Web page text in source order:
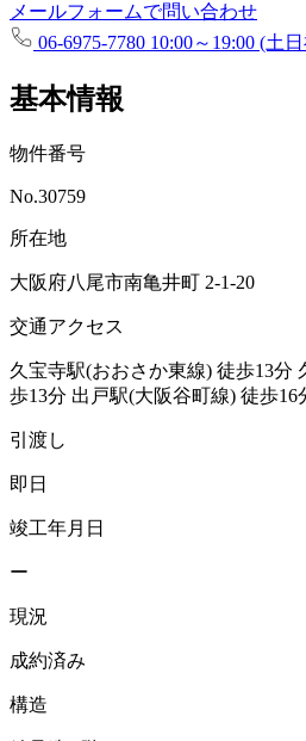
メールフォームで問い合わせ
06-6975-7780 10:00～19:00 (土
基本情報
物件番号
No.30759
所在地
大阪府八尾市南亀井町 2-1-20
交通アクセス
久宝寺駅(おおさか東線) 徒歩13分
歩13分 出戸駅(大阪谷町線) 徒歩16
引渡し
即日
竣工年月日
ー
現況
成約済み
構造